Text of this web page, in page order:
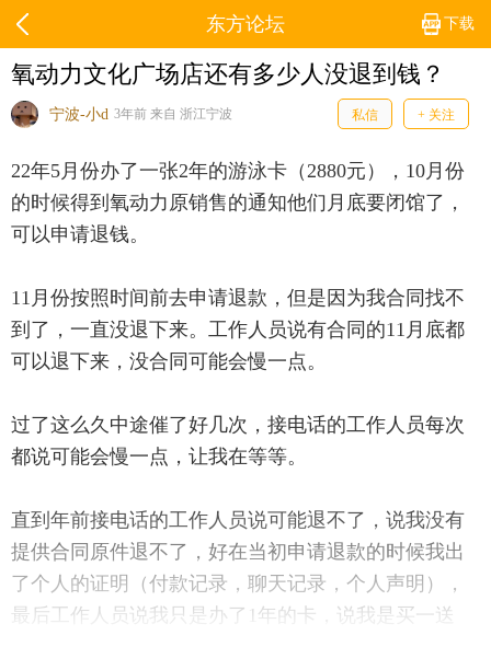
下载
东方论坛
氧动力文化广场店还有多少人没退到钱？
宁波-小d 3年前 来自 浙江宁波 私信 + 关注
22年5月份办了一张2年的游泳卡（2880元），10月份
的时候得到氧动力原销售的通知他们月底要闭馆了，
可以申请退钱。
11月份按照时间前去申请退款，但是因为我合同找不
到了，一直没退下来。工作人员说有合同的11月底都
可以退下来，没合同可能会慢一点。
过了这么久中途催了好几次，接电话的工作人员每次
都说可能会慢一点，让我在等等。
直到年前接电话的工作人员说可能退不了，说我没有
提供合同原件退不了，好在当初申请退款的时候我出
了个人的证明（付款记录，聊天记录，个人声明），
最后工作人员说我只是办了1年的卡，说我是买一送